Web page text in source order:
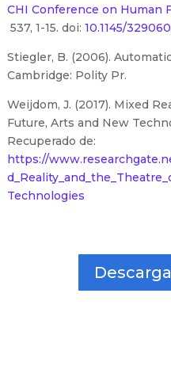
CHI Conference on Human
537, 1-15. doi: 10.1145/
Stiegler, B. (2006).
Cambridge: Polity Pr.
Weijdom, J. (2017). Mixed
Future, Arts and New
Recuperado de:
https://
Technologies